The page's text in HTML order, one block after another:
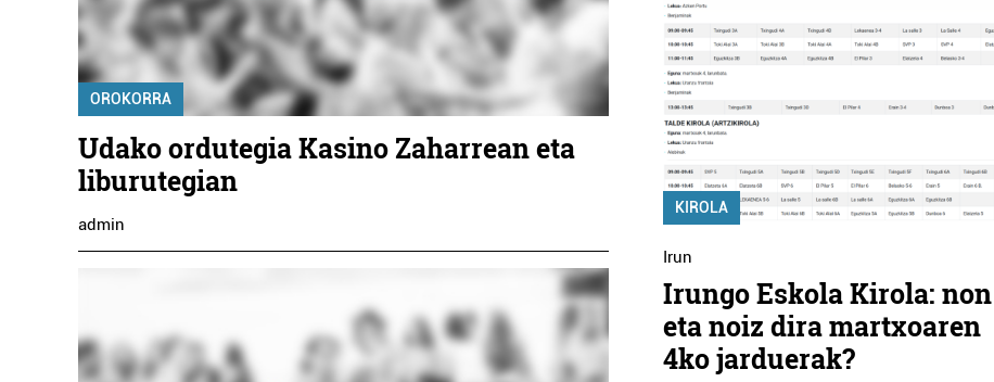
OROKORRA
Udako ordutegia Kasino Zaharrean eta
liburutegian
admin
KIROLA
Irun
Irungo Eskola Kirola: non
eta noiz dira martxoaren
4ko jarduerak?